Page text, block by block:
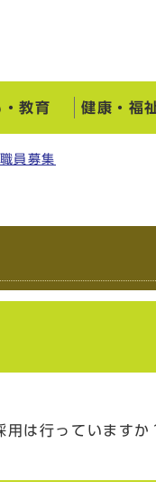
教育 健康・福
職員募集
は行っていますか